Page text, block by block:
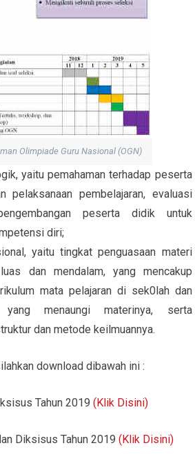
Olimpiade Guru Nasional (OGN)
yaitu pemahaman terhadap peserta
pelaksanaan pembelajaran, evaluasi
peserta didik untuk
diri;
yaitu tingkat penguasaan materi
dan mendalam, yang mencakup
mata pelajaran di sek0lah dan
menaungi materinya, serta
dan metode keilmuannya.
download dibawah ini :
Tahun 2019(Klik Disini)
Diksisus Tahun 2019 (Klik Disini)